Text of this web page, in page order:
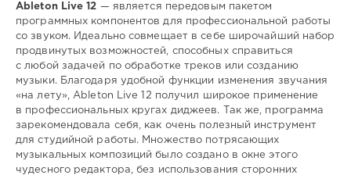
SamDel
198
0
звуковой ,
редактор,
создание,
музыки
Ableton Live 12 — является передовым пакетом
программных компонентов для профессиональной работы
со звуком. Идеально совмещает в себе широчайший набор
продвинутых возможностей, способных справиться
с любой задачей по обработке треков или созданию
музыки. Благодаря удобной функции изменения звучания
«на лету», Ableton Live 12 получил широкое применение
в профессиональных кругах диджеев. Так же, программа
зарекомендовала себя, как очень полезный инструмент
для студийной работы. Множество потрясающих
музыкальных композиций было создано в окне этого
чудесного редактора, без использования сторонних